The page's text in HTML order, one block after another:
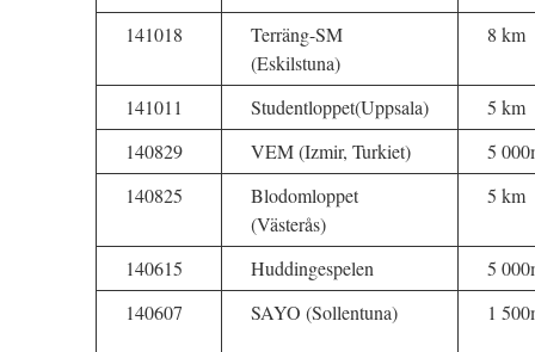
141018
Terräng-SM
(Eskilstuna)
8 km
141011 Studentloppet(Uppsala)
5 km
140829
VEM (Izmir, Turkiet)
5
140825
Blodomloppet
(Västerås)
5 km
140615 Huddingespelen
5
140607
SAYO (Sollentuna) 1